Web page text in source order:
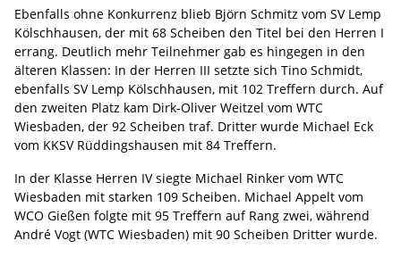
Ebenfalls ohne Konkurrenz blieb Björn Schmitz vom SV Lemp
Kölschhausen, der mit 68 Scheiben den Titel bei den Herren I
errang. Deutlich mehr Teilnehmer gab es hingegen in den
älteren Klassen: In der Herren III setzte sich Tino Schmidt,
ebenfalls SV Lemp Kölschhausen, mit 102 Treffern durch. Auf
den zweiten Platz kam Dirk-Oliver Weitzel vom WTC
Wiesbaden, der 92 Scheiben traf. Dritter wurde Michael Eck
vom KKSV Rüddingshausen mit 84 Treffern.
In der Klasse Herren IV siegte Michael Rinker vom WTC
Wiesbaden mit starken 109 Scheiben. Michael Appelt vom
WCO Gießen folgte mit 95 Treffern auf Rang zwei, während
André Vogt (WTC Wiesbaden) mit 90 Scheiben Dritter wurde.